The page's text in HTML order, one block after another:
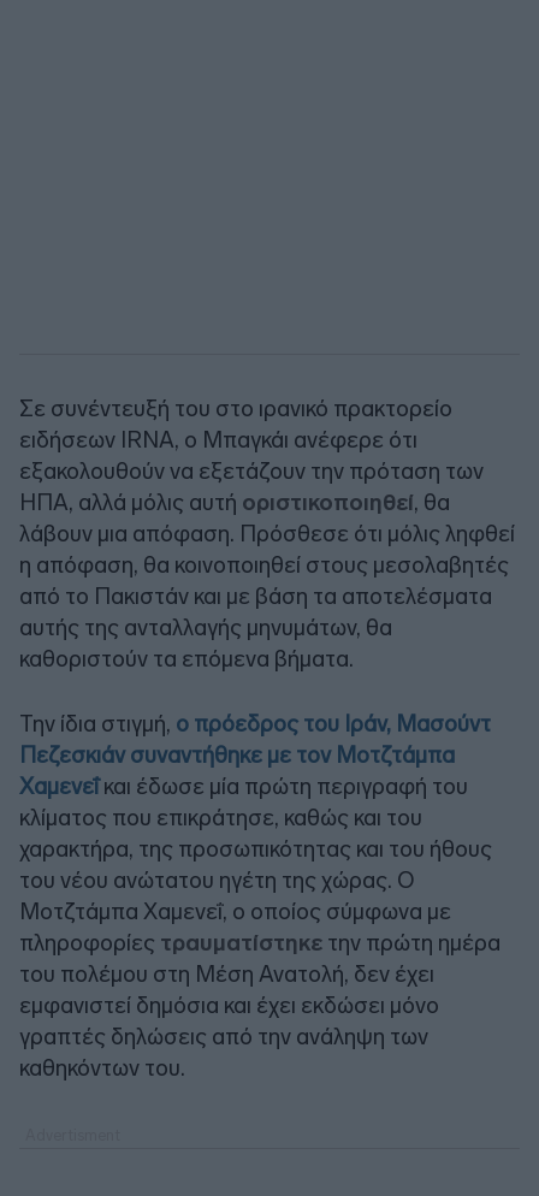
Σε συνέντευξή του στο ιρανικό πρακτορείο
ειδήσεων IRNA, ο Μπαγκάι ανέφερε ότι
εξακολουθούν να εξετάζουν την πρόταση των
ΗΠΑ, αλλά μόλις αυτή οριστικοποιηθεί, θα
λάβουν μια απόφαση. Πρόσθεσε ότι μόλις ληφθεί
η απόφαση, θα κοινοποιηθεί στους μεσολαβητές
από το Πακιστάν και με βάση τα αποτελέσματα
αυτής της ανταλλαγής μηνυμάτων, θα
καθοριστούν τα επόμενα βήματα.
Την ίδια στιγμή, ο πρόεδρος του Ιράν, Μασούντ
Πεζεσκιάν συναντήθηκε με τον Μοτζτάμπα
Χαμενεΐκαι έδωσε μία πρώτη περιγραφή του
κλίματος που επικράτησε, καθώς και του
χαρακτήρα, της προσωπικότητας και του ήθους
του νέου ανώτατου ηγέτη της χώρας. Ο
Μοτζτάμπα Χαμενεΐ, ο οποίος σύμφωνα με
πληροφορίες τραυματίστηκε την πρώτη ημέρα
του πολέμου στη Μέση Ανατολή, δεν έχει
εμφανιστεί δημόσια και έχει εκδώσει μόνο
γραπτές δηλώσεις από την ανάληψη των
καθηκόντων του.